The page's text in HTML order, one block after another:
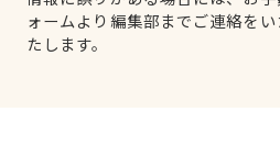
ォームより編集部までご連絡を
たします。